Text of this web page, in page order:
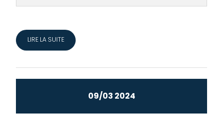
LIRE LA SUITE
09/03 2024